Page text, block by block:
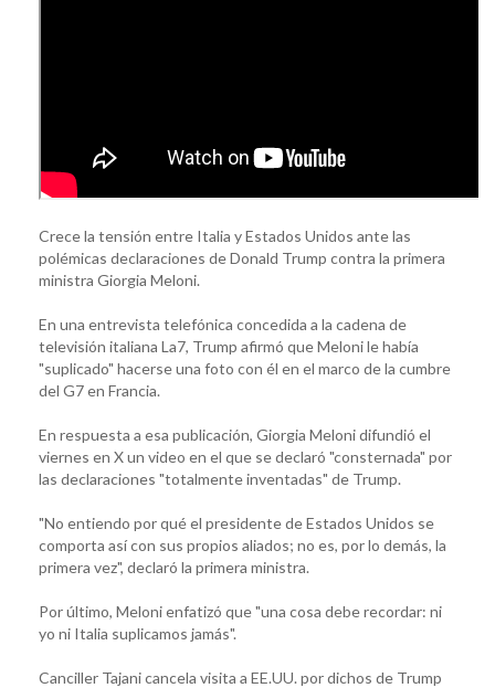
Crece la tensión entre Italia y Estados Unidos ante las
polémicas declaraciones de Donald Trump contra la primera
ministra Giorgia Meloni.
En una entrevista telefónica concedida a la cadena de
televisión italiana La7, Trump afirmó que Meloni le había
"suplicado" hacerse una foto con él en el marco de la cumbre
del G7 en Francia.
En respuesta a esa publicación, Giorgia Meloni difundió el
viernes en X un video en el que se declaró "consternada" por
las declaraciones "totalmente inventadas" de Trump.
"No entiendo por qué el presidente de Estados Unidos se
comporta así con sus propios aliados; no es, por lo demás, la
primera vez", declaró la primera ministra.
Por último, Meloni enfatizó que "una cosa debe recordar: ni
yo ni Italia suplicamos jamás".
Canciller Tajani cancela visita a EE.UU. por dichos de Trump